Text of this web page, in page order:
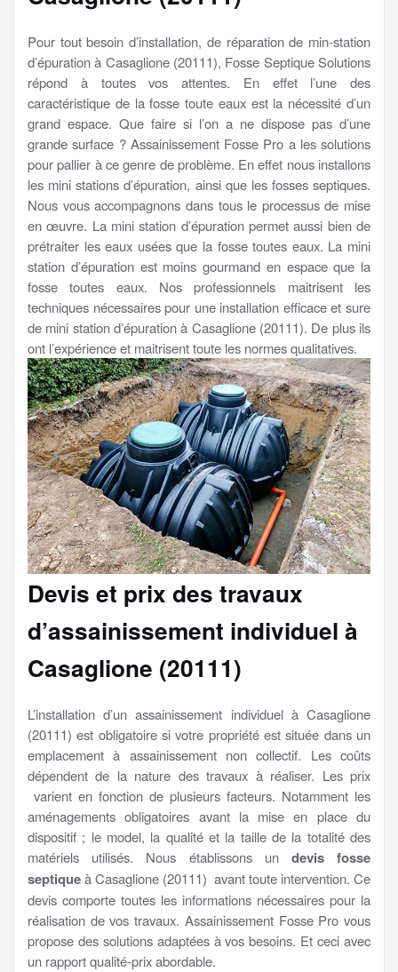
Pour tout besoin d’installation, de réparation de min-station
d’épuration à Casaglione (20111), Fosse Septique Solutions
répond à toutes vos attentes. En effet l’une des
caractéristique de la fosse toute eaux est la nécessité d’un
grand espace. Que faire si l’on a ne dispose pas d’une
grande surface ? Assainissement Fosse Pro a les solutions
pour pallier à ce genre de problème. En effet nous installons
les mini stations d’épuration, ainsi que les fosses septiques.
Nous vous accompagnons dans tous le processus de mise
en œuvre. La mini station d’épuration permet aussi bien de
prétraiter les eaux usées que la fosse toutes eaux. La mini
station d’épuration est moins gourmand en espace que la
fosse toutes eaux. Nos professionnels maitrisent les
techniques nécessaires pour une installation efficace et sure
de mini station d’épuration à Casaglione (20111). De plus ils
ont l’expérience et maitrisent toute les normes qualitatives.
Devis et prix des travaux
d’assainissement individuel à
Casaglione (20111)
L’installation d’un assainissement individuel à Casaglione
(20111) est obligatoire si votre propriété est située dans un
emplacement à assainissement non collectif. Les coûts
dépendent de la nature des travaux à réaliser. Les prix
varient en fonction de plusieurs facteurs. Notamment les
aménagements obligatoires avant la mise en place du
dispositif ; le model, la qualité et la taille de la totalité des
matériels utilisés. Nous établissons un devis fosse
septiqueà Casaglione (20111) avant toute intervention. Ce
devis comporte toutes les informations nécessaires pour la
réalisation de vos travaux. Assainissement Fosse Pro vous
propose des solutions adaptées à vos besoins. Et ceci avec
un rapport qualité-prix abordable.